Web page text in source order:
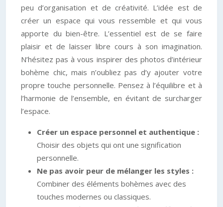
peu d’organisation et de créativité. L’idée est de
créer un espace qui vous ressemble et qui vous
apporte du bien-être. L’essentiel est de se faire
plaisir et de laisser libre cours à son imagination.
N’hésitez pas à vous inspirer des photos d’intérieur
bohème chic, mais n’oubliez pas d’y ajouter votre
propre touche personnelle. Pensez à l’équilibre et à
l’harmonie de l’ensemble, en évitant de surcharger
l’espace.
Créer un espace personnel et authentique :
Choisir des objets qui ont une signification
personnelle.
Ne pas avoir peur de mélanger les styles :
Combiner des éléments bohèmes avec des
touches modernes ou classiques.